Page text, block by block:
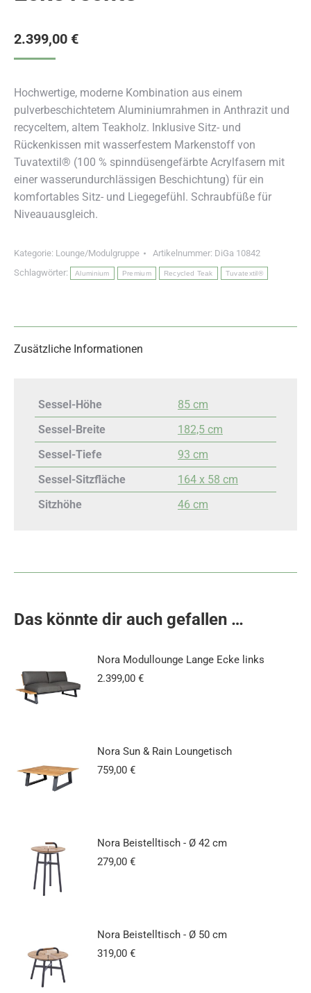
2.399,00 €
Hochwertige, moderne Kombination aus einem
pulverbeschichtetem Aluminiumrahmen in Anthrazit und
recyceltem, altem Teakholz. Inklusive Sitz- und
Rückenkissen mit wasserfestem Markenstoff von
Tuvatextil® (100 % spinndüsengefärbte Acrylfasern mit
einer wasserundurchlässigen Beschichtung) für ein
komfortables Sitz- und Liegegefühl. Schraubfüße für
Niveauausgleich.
Kategorie: Lounge/Modulgruppe Artikelnummer: DiGa 10842
Schlagwörter:
Aluminium Premium Recycled Teak Tuvatextil®
Zusätzliche Informationen
Sessel-Höhe
85 cm
Sessel-Breite
182,5 cm
Sessel-Tiefe
93 cm
Sessel-Sitzfläche
164 x 58 cm
Sitzhöhe
46 cm
Das könnte dir auch gefallen …
Nora Modullounge Lange Ecke links
2.399,00 €
Nora Sun & Rain Loungetisch
759,00 €
Nora Beistelltisch - Ø 42 cm
279,00 €
Nora Beistelltisch - Ø 50 cm
319,00 €